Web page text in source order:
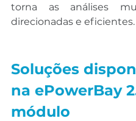
torna as análises
direcionadas e eficientes.
Soluções
na ePowerBay
módulo